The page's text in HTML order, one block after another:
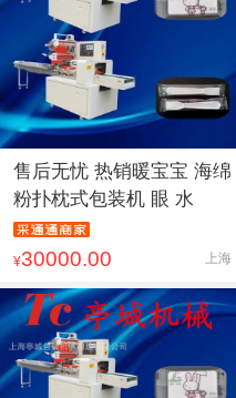
售后无忧 热销暖宝宝 海绵
粉扑枕式包装机 眼 水
¥30000.00 上海